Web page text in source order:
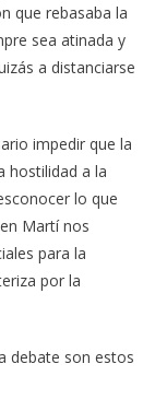
que rebasaba la
sea atinada y
a distanciarse
impedir que la
hostilidad a la
lo que
Martí nos
para la
por la
debate son estos